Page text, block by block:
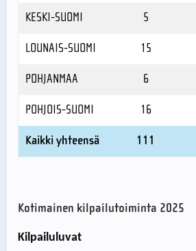
KESKI-SUOMI 5
LOUNAIS-SUOMI 15
POHJANMAA 6
POHJOIS-SUOMI 16
Kaikki yhteensä 111
Kotimainen kilpailutoiminta 2025
Kilpailuluvat